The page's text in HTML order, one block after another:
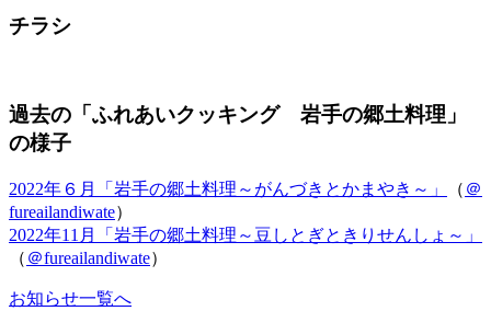
チラシ
過去の「ふれあいクッキング 岩手の郷土料理」
の様子
2022年６月「岩手の郷土料理～がんづきとかまやき～」 （ ＠
fureailandiwate）
2022年11月「岩手の郷土料理～豆しとぎときりせんしょ～」
（ ＠fureailandiwate）
お知らせ一覧へ